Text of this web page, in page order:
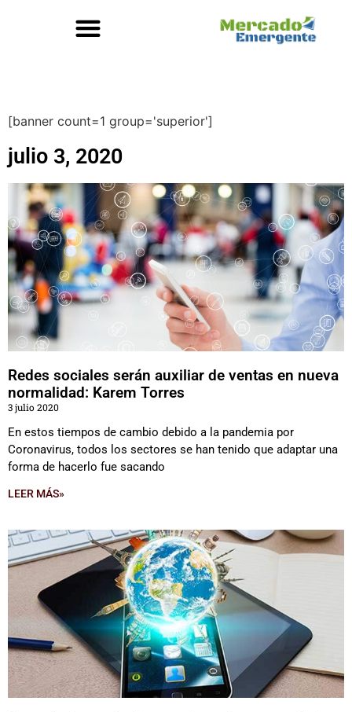
[banner count=1 group='superior']
julio 3, 2020
Redes sociales serán auxiliar de ventas en nueva
normalidad: Karem Torres
3 julio 2020
En estos tiempos de cambio debido a la pandemia por
Coronavirus, todos los sectores se han tenido que adaptar una
forma de hacerlo fue sacando
LEER MÁS»